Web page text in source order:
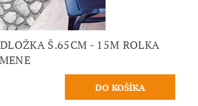
Š.65CM - 15M ROLKA